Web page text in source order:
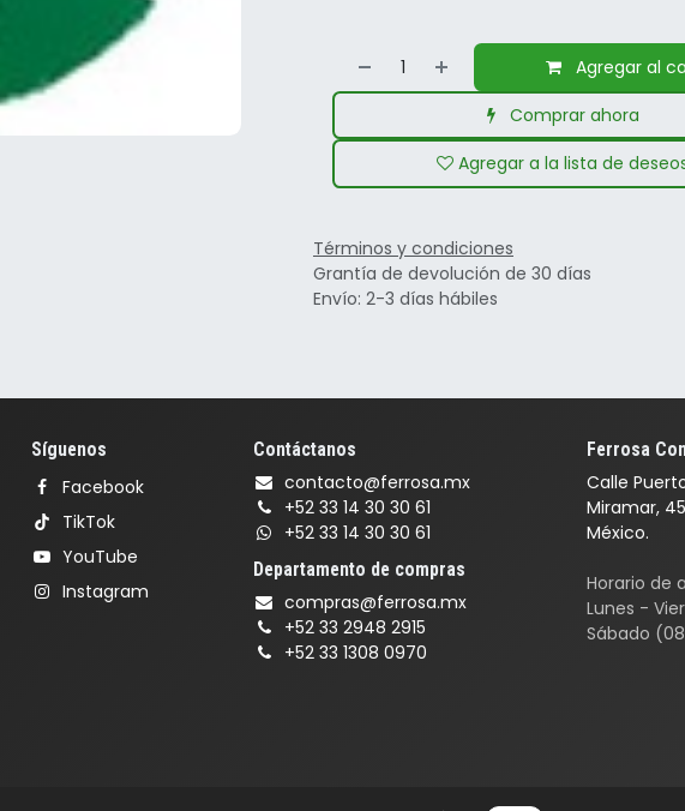
Agregar al
Comprar ahora
Agregar a la lista de
Términos y condiciones
Grantía de devolución de 30 días
Envío: 2-3 días hábiles
Ferrosa
Calle
Miramar,
México.
Horario de
Lunes -
Sábado
Síguenos
Facebook
TikTok
YouTube
Instagram
Contáctanos
contacto@ferrosa.mx
+52 33 14 30 30 61
+52 33 14 30 30 61
Departamento de compras
compras@ferrosa.mx
+52 33 2948 2915
+52 33 1308 0970